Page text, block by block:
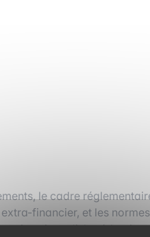
le cadre
financier, et les
enjeux jusqu’à la